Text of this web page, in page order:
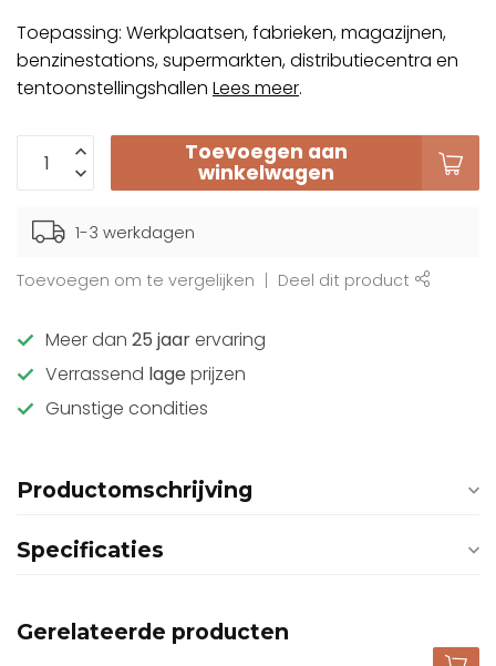
Toepassing: Werkplaatsen, fabrieken, magazijnen,
benzinestations, supermarkten, distributiecentra en
tentoonstellingshallen Lees meer.
Toevoegen aan
winkelwagen
1-3 werkdagen
Toevoegen om te vergelijken Deel dit product
Meer dan 25 jaarervaring
Verrassend lage prijzen
Gunstige condities
Productomschrijving
Specificaties
Gerelateerde producten